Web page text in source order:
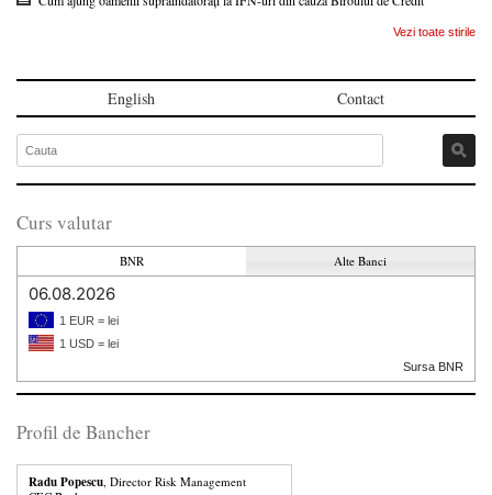
Vezi toate stirile
English Contact
Curs valutar
BNR Alte Banci
06.08.2026
1 EUR = lei
1 USD = lei
Sursa BNR
Profil de Bancher
Radu Popescu , Director Risk Management